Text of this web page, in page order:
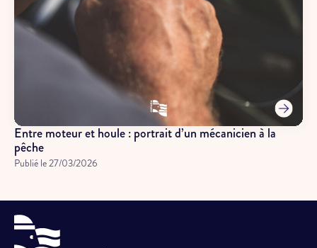
Entre moteur et houle : portrait d’un mécanicien à la
pêche
Publié le27/03/2026